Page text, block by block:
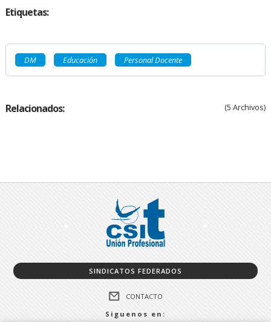
Etiquetas:
DM Educación Personal Docente
Relacionados: (5 Archivos)
SINDICATOS FEDERADOS
CONTACTO
Siguenos en: